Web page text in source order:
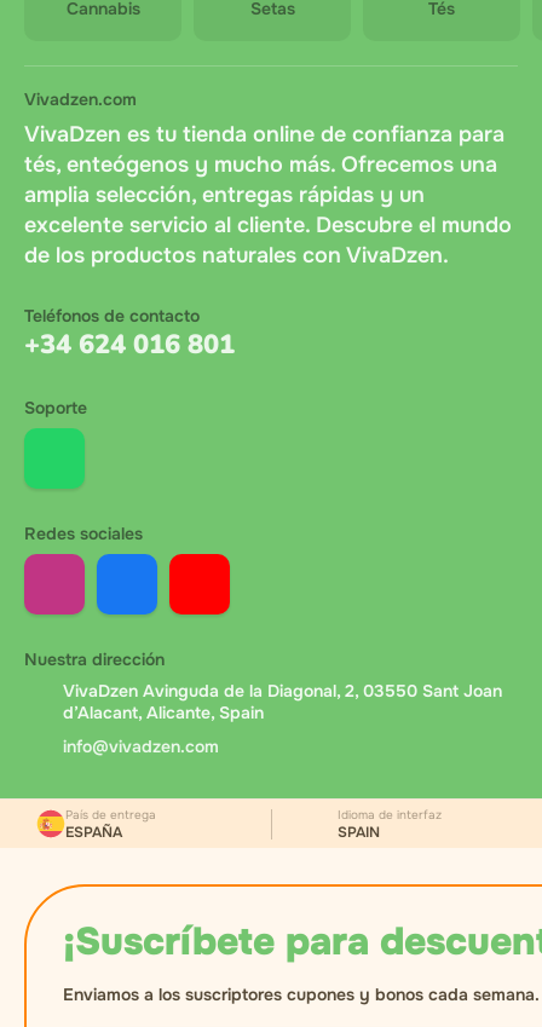
Cannabis Setas Tés
Vivadzen.com
VivaDzen es tu tienda online de confianza para
tés, enteógenos y mucho más. Ofrecemos una
amplia selección, entregas rápidas y un
excelente servicio al cliente. Descubre el mundo
de los productos naturales con VivaDzen.
Teléfonos de contacto
+34 624 016 801
Soporte
Redes sociales
Nuestra dirección
VivaDzen Avinguda de la Diagonal, 2, 03550 Sant Joan
d’Alacant, Alicante, Spain
info@vivadzen.com
¡Suscríbete para
Enviamos a los suscriptores cupones y bonos cada semana.
País de entrega
ESPAÑA
Idioma de interfaz
SPAIN